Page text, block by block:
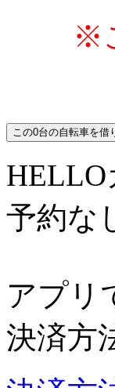
※
この0台の自転車を借
予約な
アプリ
決済方